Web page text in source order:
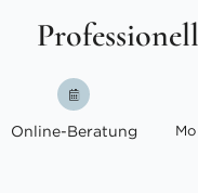
Online-Beratung